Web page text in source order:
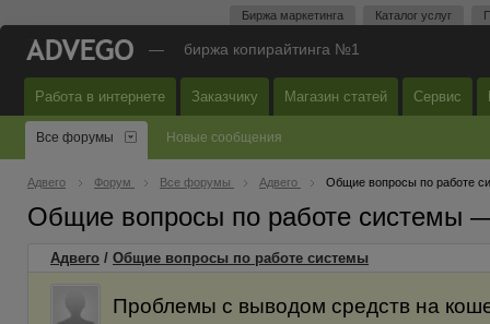
Биржа маркетинга Каталог услуг
— биржа копирайтинга №1
Работа в интернете Заказчику Магазин статей Сервис
Все форумы Новые сообщения
Адвего Форум Все форумы Адвего Общие вопросы по работе
Общие вопросы по работе системы
Адвего / Общие вопросы по работе системы
Проблемы с выводом средств на